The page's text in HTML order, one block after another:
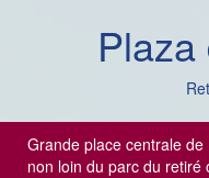
Grande place centrale
non loin du parc du retiré